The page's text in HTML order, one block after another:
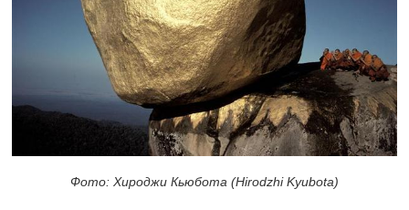
Фото: Хироджи Кьюбота (Hirodzhi Kyubotа)